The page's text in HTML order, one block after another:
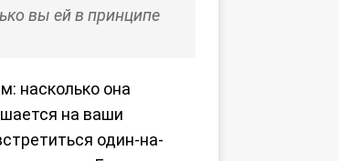
вы ей в принципе
насколько она
на ваши
один-на-